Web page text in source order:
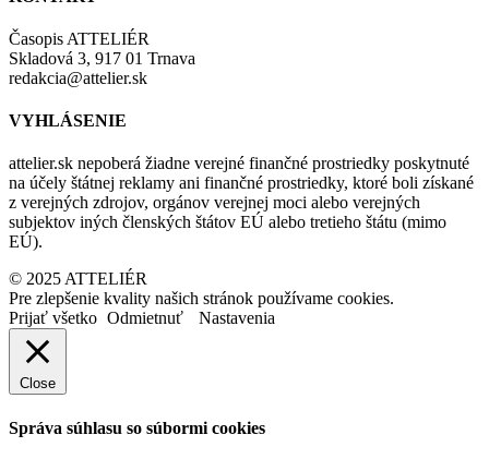
Časopis ATTELIÉR
Skladová 3, 917 01 Trnava
redakcia@attelier.sk
VYHLÁSENIE
attelier.sk nepoberá žiadne verejné finančné prostriedky poskytnuté
na účely štátnej reklamy ani finančné prostriedky, ktoré boli získané
z verejných zdrojov, orgánov verejnej moci alebo verejných
subjektov iných členských štátov EÚ alebo tretieho štátu (mimo
EÚ).
© 2025 ATTELIÉR
Pre zlepšenie kvality našich stránok používame cookies.
Prijať všetko Odmietnuť Nastavenia
Close
Správa súhlasu so súbormi cookies